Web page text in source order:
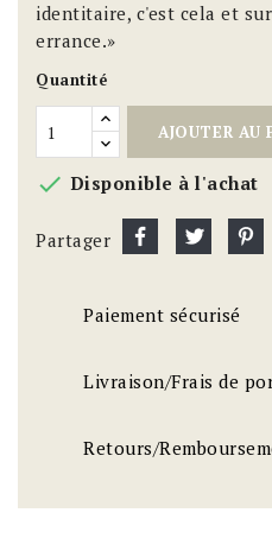
identitaire, c'est cela et
errance.»
Quantité
AJOUTER AU
 Disponible à l'achat
Partager
Paiement sécurisé
Livraison/Frais de
Retours/